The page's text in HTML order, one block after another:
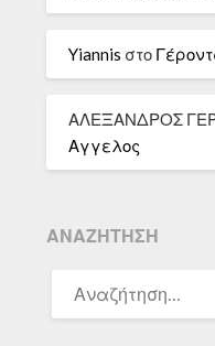
Yiannis στο
ΑΛΕΞΑΝΔΡΟΣ
Αγγελος
ΑΝΑΖΉΤΗΣΗ
ΓΙΑ: